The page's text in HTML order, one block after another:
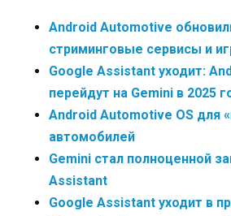
Android Automotive
стриминговые сервисы и
Google Assistant уходит:
перейдут на Gemini в 2025
Android Automotive OS для
автомобилей
Gemini стал полноценной
Assistant
Google Assistant уходит в